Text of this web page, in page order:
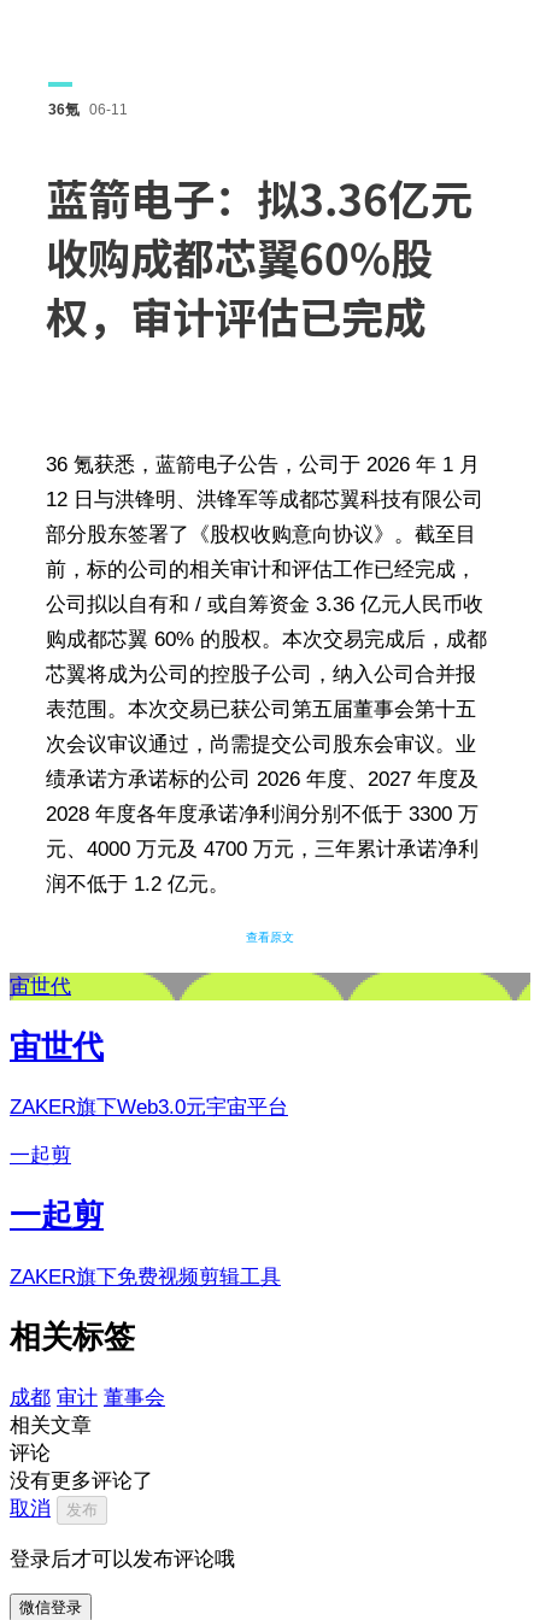
36氪 06-11
蓝箭电子：拟3.36亿元
收购成都芯翼60%股
权，审计评估已完成
36 氪获悉，蓝箭电子公告，公司于 2026 年 1 月
12 日与洪锋明、洪锋军等成都芯翼科技有限公司
部分股东签署了《股权收购意向协议》。截至目
前，标的公司的相关审计和评估工作已经完成，
公司拟以自有和 / 或自筹资金 3.36 亿元人民币收
购成都芯翼 60% 的股权。本次交易完成后，成都
芯翼将成为公司的控股子公司，纳入公司合并报
表范围。本次交易已获公司第五届董事会第十五
次会议审议通过，尚需提交公司股东会审议。业
绩承诺方承诺标的公司 2026 年度、2027 年度及
2028 年度各年度承诺净利润分别不低于 3300 万
元、4000 万元及 4700 万元，三年累计承诺净利
润不低于 1.2 亿元。
查看原文
宙世代
宙世代
ZAKER旗下Web3.0元宇宙平台
一起剪
一起剪
ZAKER旗下免费视频剪辑工具
相关标签
成都 审计 董事会
相关文章
评论
没有更多评论了
取消
发布
登录后才可以发布评论哦
微信登录